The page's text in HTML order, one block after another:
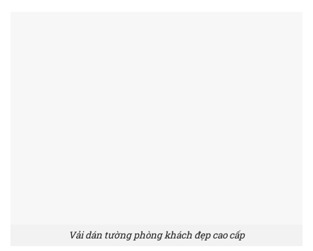
Vải dán tường phòng khách đẹp cao cấp